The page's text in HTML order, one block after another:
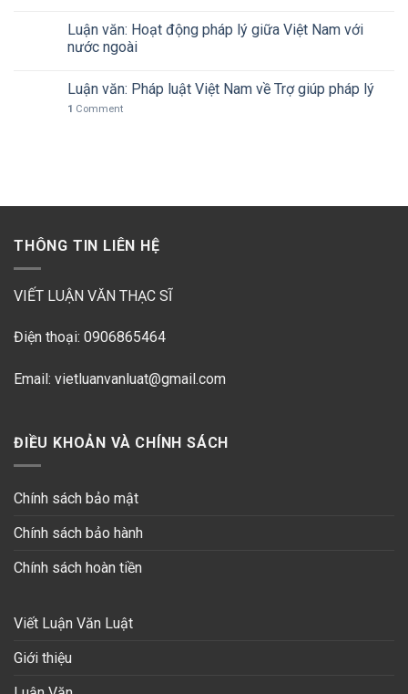
Luận văn: Hoạt động pháp lý giữa Việt Nam với
nước ngoài
Luận văn: Pháp luật Việt Nam về Trợ giúp pháp lý
1 Comment
THÔNG TIN LIÊN HỆ
VIẾT LUẬN VĂN THẠC SĨ
Điện thoại: 0906865464
Email: vietluanvanluat@gmail.com
ĐIỀU KHOẢN VÀ CHÍNH SÁCH
Chính sách bảo mật
Chính sách bảo hành
Chính sách hoàn tiền
Viết Luận Văn Luật
Giới thiệu